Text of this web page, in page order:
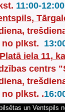
11:00-
no plkst.
iela 11,
centrs
no plkst. .
un Ventspils